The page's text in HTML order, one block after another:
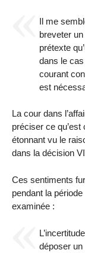
Il me
breveter
prétexte
dans le cas
courant
est
La cour dans
préciser ce
étonnant vu le
dans la décision
Ces sentiments
pendant la
examinée :
déposer